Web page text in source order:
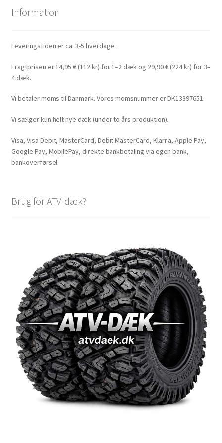
Information
Leveringstiden er ca. 3-5 hverdage.
Fragtprisen er 14,95 € (112 kr) for 1–2 dæk og 29,90 € (224 kr) for 3–
4 dæk.
Vi betaler moms til Danmark. Vores momsnummer er DK13397651.
Vi sælger kun helt nye dæk (under to års produktion).
Visa, Visa Debit, MasterCard, Debit MasterCard, Klarna, Apple Pay,
Google Pay, MobilePay, direkte bankbetaling via egen bank,
bankoverførsel.
Brug for ATV-dæk?